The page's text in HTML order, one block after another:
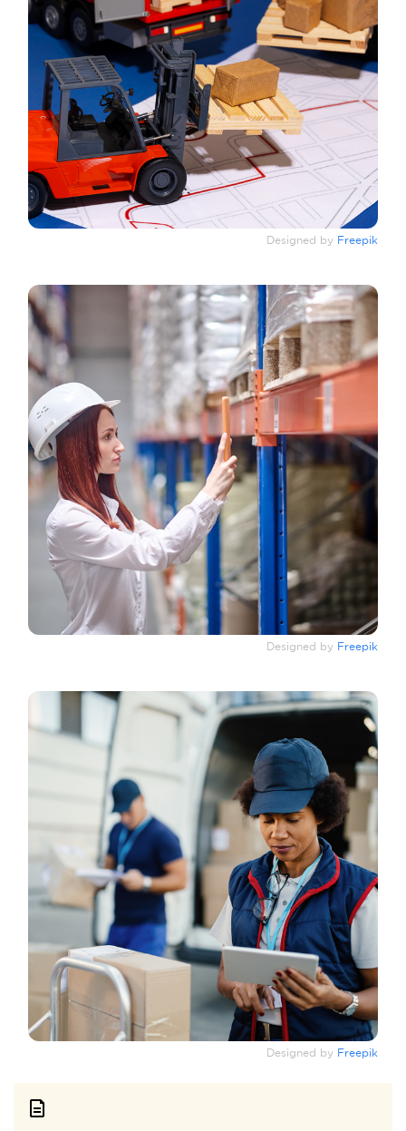
Designed by Freepik
Designed by Freepik
Designed by Freepik